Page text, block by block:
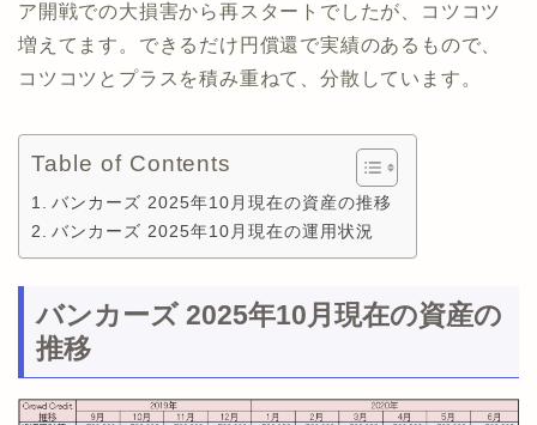
ア開戦での大損害から再スタートでしたが、コツコツ
増えてます。できるだけ円償還で実績のあるもので、
コツコツとプラスを積み重ねて、分散しています。
Table of Contents
バンカーズ 2025年10月現在の資産の推移
バンカーズ 2025年10月現在の運用状況
バンカーズ 2025年10月現在の資産の
推移